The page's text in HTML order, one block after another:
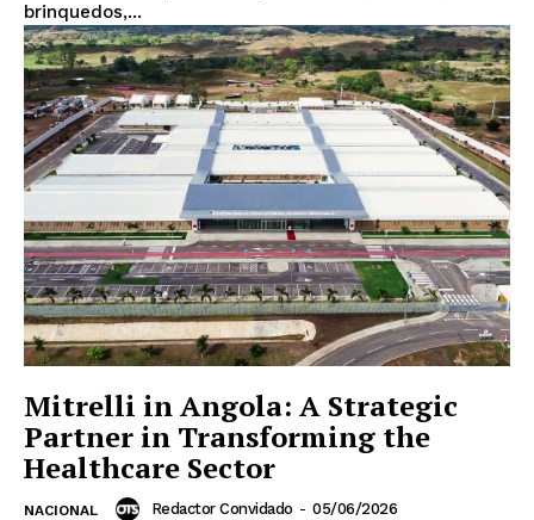
Revista Outside
- Seja Leitor Gold Plus -
brinquedos,...
Mitrelli in Angola: A Strategic
Partner in Transforming the
Healthcare Sector
NACIONAL Redactor Convidado - 05/06/2026